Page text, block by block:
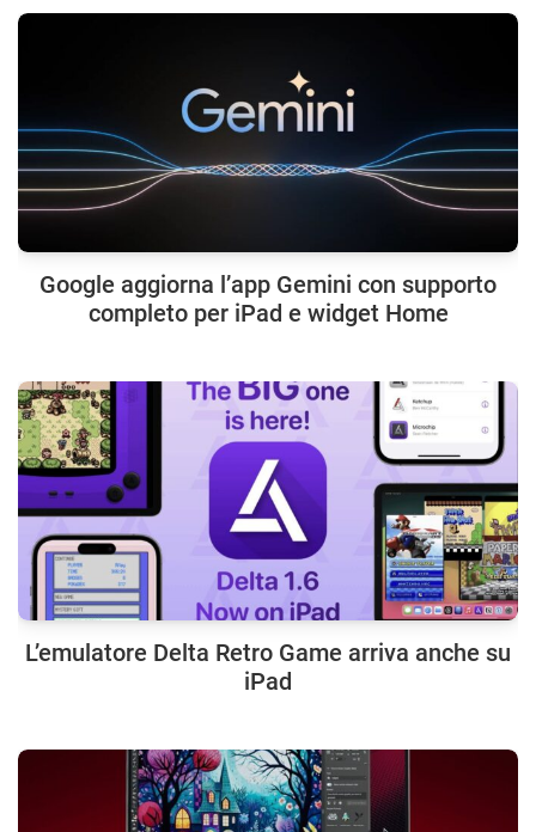
Google aggiorna l’app Gemini con supporto
completo per iPad e widget Home
L’emulatore Delta Retro Game arriva anche su
iPad